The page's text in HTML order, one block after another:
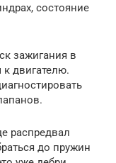
состояние
зажигания в
к двигателю.
распредвал
до пружин